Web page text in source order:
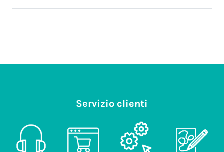
Servizio clienti